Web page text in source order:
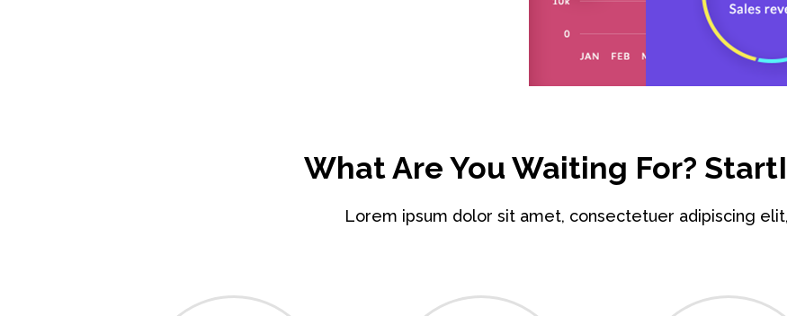
What Are You Waiting For?
Lorem ipsum dolor sit amet, consectetuer adipiscing